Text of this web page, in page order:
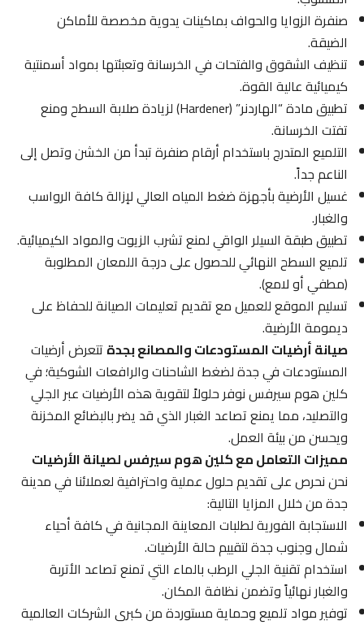
صنفرة الزوايا والحواف بماكينات يدوية مخصصة للأماكن
الضيقة.
تنظيف الشقوق والفتحات في الخرسانة وتعبئتها بمواد أسمنتية
كيميائية عالية القوة.
تطبيق مادة “الهاردنر” (Hardener) لزيادة صلابة السطح ومنع
تفتت الخرسانة.
التلميع المتدرج باستخدام أرقام صنفرة تبدأ من الخشن وتصل إلى
الناعم جداً.
غسيل الأرضية بأجهزة ضغط المياه العالي لإزالة كافة الرواسب
والغبار.
تطبيق طبقة السيلر الواقي لمنع تشرب الزيوت والمواد الكيميائية.
تلميع السطح النهائي للحصول على درجة اللمعان المطلوبة
(مطفي أو لامع).
تسليم الموقع للعميل مع تقديم تعليمات الصيانة للحفاظ على
ديمومة الأرضية.
صيانة أرضيات المستودعات والمصانع بجدةتتعرض أرضيات
المستودعات في جدة لضغط الشاحنات والرافعات الشوكية؛ في
كلين هوم سيرفس نوفر حلولاً لتقوية هذه الأرضيات عبر الجلي
والتصليد، مما يمنع تصاعد الغبار الذي قد يضر بالبضائع المخزنة
ويحسن من بيئة العمل.
مميزات التعامل مع كلين هوم سيرفس لصيانة الأرضيات
نحن نحرص على تقديم حلول عملية واحترافية لعملائنا في مدينة
جدة من خلال المزايا التالية:
الاستجابة الفورية لطلبات المعاينة المجانية في كافة أحياء
شمال وجنوب جدة لتقييم حالة الأرضيات.
استخدام تقنية الجلي الرطب بالماء التي تمنع تصاعد الأتربة
والغبار نهائياً وتضمن نظافة المكان.
توفير مواد تلميع وحماية مستوردة من كبرى الشركات العالمية